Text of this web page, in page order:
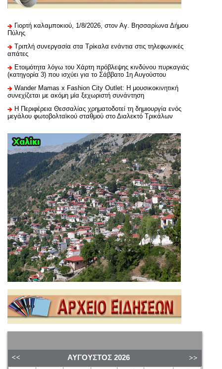
Γιορτή καλαμποκιού, 1/8/2026, στον Αγ. Βησσαρίωνα Δήμου
Πύλης
Τριπλή συνεργασία στα Τρίκαλα ενάντια στις τηλεφωνικές
απάτες
Ετοιμότητα λόγω του Χάρτη πρόβλεψης κινδύνου πυρκαγιάς
(κατηγορία 3) που ισχύει για το Σάββατο 1η Αυγούστου
Wander Mamas x Fashion City Outlet: Η μουσικοκινητική
συνεχίζεται με ακόμη μία ξεχωριστή συνάντηση
H Περιφέρεια Θεσσαλίας χρηματοδοτεί τη δημιουργία ενός
μεγάλου φωτοβολταϊκού σταθμού στο Διαλεκτό Τρικάλων
ΑΎΓΟΥΣΤΟΣ 2026